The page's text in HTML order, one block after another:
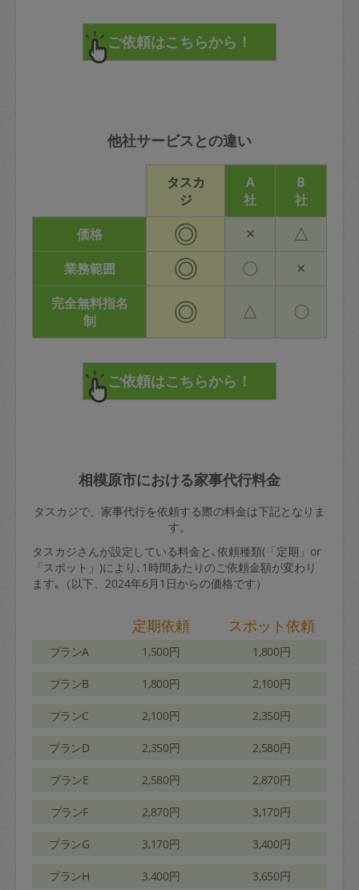
他社サービスとの違い
タスカ
ジ
A
社
B
社
価格
◎ × △
業務範囲 ◎ 〇 ×
完全無料指名
制
◎ △ 〇
相模原市における家事代行料金
タスカジで、家事代行を依頼する際の料金は下記となりま
す。
タスカジさんが設定している料金と､依頼種類(「定期」or
「スポット」)により､1時間あたりのご依頼金額が変わり
ます｡（以下、2024年6月1日からの価格です）
定期依頼 スポット依頼
プランA 1,500円 1,800円
プランB 1,800円 2,100円
プランC 2,100円 2,350円
プランD 2,350円 2,580円
プランE 2,580円 2,870円
プランF 2,870円 3,170円
プランG 3,170円 3,400円
プランH 3,400円 3,650円